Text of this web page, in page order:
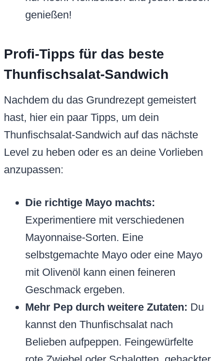
genießen!
Profi-Tipps für das beste
Thunfischsalat-Sandwich
Nachdem du das Grundrezept gemeistert
hast, hier ein paar Tipps, um dein
Thunfischsalat-Sandwich auf das nächste
Level zu heben oder es an deine Vorlieben
anzupassen:
Die richtige Mayo machts:
Experimentiere mit verschiedenen
Mayonnaise-Sorten. Eine
selbstgemachte Mayo oder eine Mayo
mit Olivenöl kann einen feineren
Geschmack ergeben.
Mehr Pep durch weitere Zutaten: Du
kannst den Thunfischsalat nach
Belieben aufpeppen. Feingewürfelte